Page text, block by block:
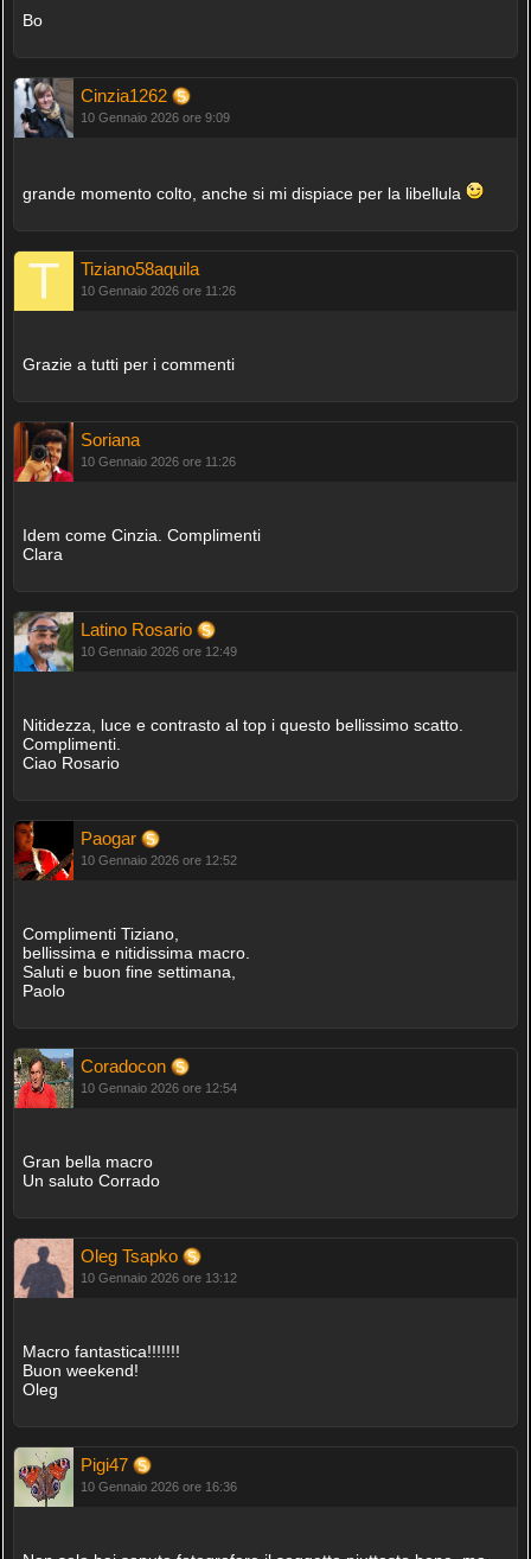
Bo
Cinzia1262
10 Gennaio 2026 ore 9:09
grande momento colto, anche si mi dispiace per la libellula
Tiziano58aquila
10 Gennaio 2026 ore 11:26
Grazie a tutti per i commenti
Soriana
10 Gennaio 2026 ore 11:26
Idem come Cinzia. Complimenti
Clara
Latino Rosario
10 Gennaio 2026 ore 12:49
Nitidezza, luce e contrasto al top i questo bellissimo scatto.
Complimenti.
Ciao Rosario
Paogar
10 Gennaio 2026 ore 12:52
Complimenti Tiziano,
bellissima e nitidissima macro.
Saluti e buon fine settimana,
Paolo
Coradocon
10 Gennaio 2026 ore 12:54
Gran bella macro
Un saluto Corrado
Oleg Tsapko
10 Gennaio 2026 ore 13:12
Macro fantastica!!!!!!!
Buon weekend!
Oleg
Pigi47
10 Gennaio 2026 ore 16:36